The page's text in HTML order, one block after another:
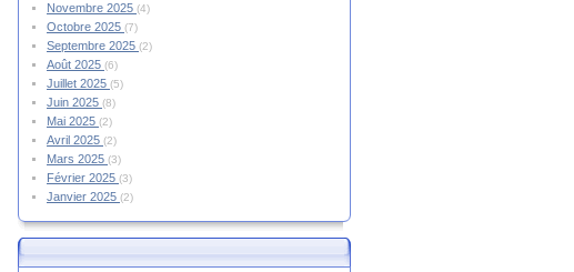
Novembre 2025 (4)
Octobre 2025 (7)
Septembre 2025 (2)
Août 2025 (6)
Juillet 2025 (5)
Juin 2025 (8)
Mai 2025 (2)
Avril 2025 (2)
Mars 2025 (3)
Février 2025 (3)
Janvier 2025 (2)